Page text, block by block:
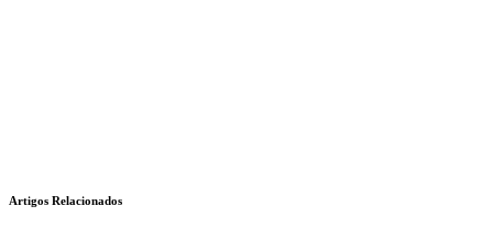
Artigos Relacionados